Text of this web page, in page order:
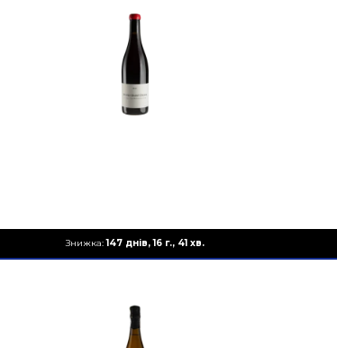
Знижка:147 днів, 16 г., 41 хв.